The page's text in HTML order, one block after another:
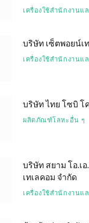
เครื่องใช้สำนักงานแ
บริษัท เซ็ตพอยน์เ
เครื่องใช้สำนักงานแ
บริษัท ไทย โซบิ โ
ผลิตภัณฑ์โลหะอื่น ๆ
บริษัท สยาม โอ.เ
เทเลคอม จำกัด
เครื่องใช้สำนักงานแ